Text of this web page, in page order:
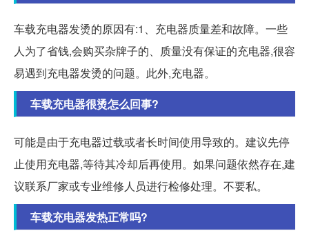
车载充电器发烫的原因有:1、充电器质量差和故障。一些
人为了省钱,会购买杂牌子的、质量没有保证的充电器,很容
易遇到充电器发烫的问题。此外,充电器。
车载充电器很烫怎么回事?
可能是由于充电器过载或者长时间使用导致的。建议先停
止使用充电器,等待其冷却后再使用。如果问题依然存在,建
议联系厂家或专业维修人员进行检修处理。不要私。
车载充电器发热正常吗?